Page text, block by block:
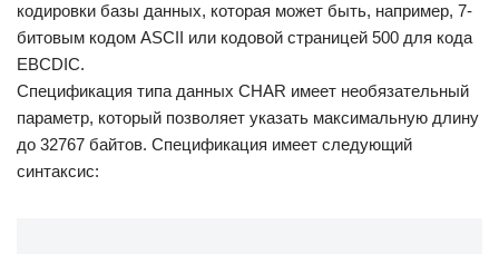
кодировки базы данных, которая может быть, например, 7-
битовым кодом ASCII или кодовой страницей 500 для кода
EBCDIC.
Спецификация типа данных CHAR имеет необязательный
параметр, который позволяет указать максимальную длину
до 32767 байтов. Спецификация имеет следующий
синтаксис: